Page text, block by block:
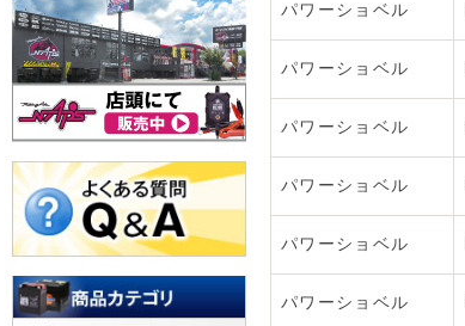
パワーショベル
パワーショベル
パワーショベル
パワーショベル
パワーショベル
パワーショベル